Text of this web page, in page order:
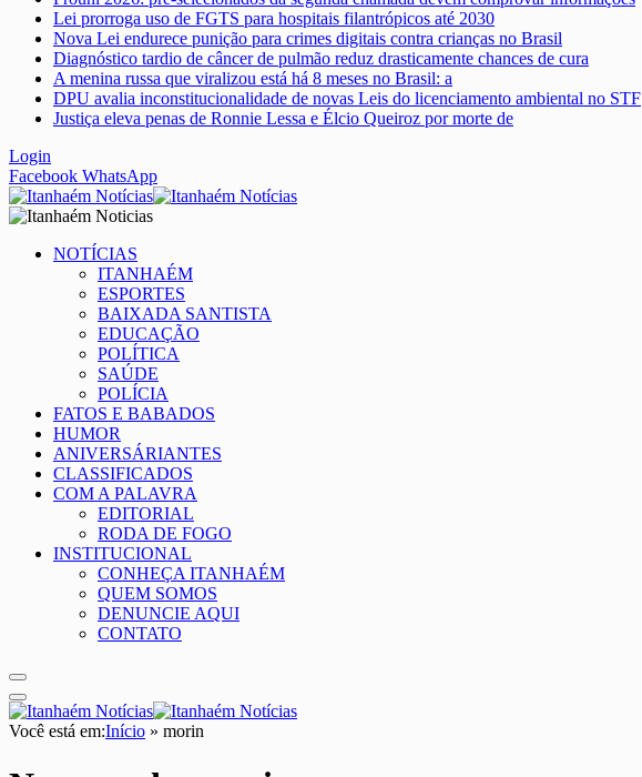
Lei prorroga uso de FGTS para hospitais filantrópicos até 2030
Nova Lei endurece punição para crimes digitais contra crianças no Brasil
Diagnóstico tardio de câncer de pulmão reduz drasticamente chances de cura
A menina russa que viralizou está há 8 meses no Brasil: a
DPU avalia inconstitucionalidade de novas Leis do licenciamento ambiental no STF
Justiça eleva penas de Ronnie Lessa e Élcio Queiroz por morte de
Login
Facebook WhatsApp
NOTÍCIAS
ITANHAÉM
ESPORTES
BAIXADA SANTISTA
EDUCAÇÃO
POLÍTICA
SAÚDE
POLÍCIA
FATOS E BABADOS
HUMOR
ANIVERSÁRIANTES
CLASSIFICADOS
COM A PALAVRA
EDITORIAL
RODA DE FOGO
INSTITUCIONAL
CONHEÇA ITANHAÉM
QUEM SOMOS
DENUNCIE AQUI
CONTATO
Você está em:Início » morin